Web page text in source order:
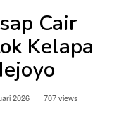
Cair
Kelapa
2026 707 views